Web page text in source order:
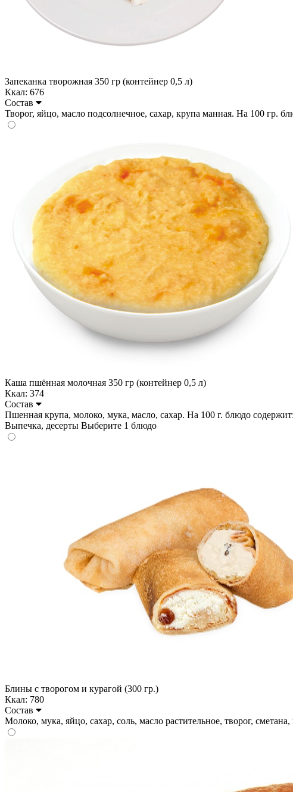
Запеканка творожная 350 гр (контейнер 0,5 л)
Ккал: 676
Состав
Творог, яйцо, масло подсолнечное, сахар, крупа манная. На 100 гр.
Каша пшённая молочная 350 гр (контейнер 0,5 л)
Ккал: 374
Состав
Пшенная крупа, молоко, мука, масло, сахар. На 100 г. блюдо
Выпечка, десерты Выберите 1 блюдо
Блины с творогом и курагой (300 гр.)
Ккал: 780
Состав
Молоко, мука, яйцо, сахар, соль, масло растительное, творог,